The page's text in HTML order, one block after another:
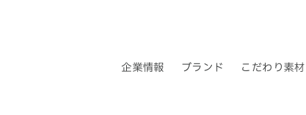
企業情報 ブランド こだわり素材